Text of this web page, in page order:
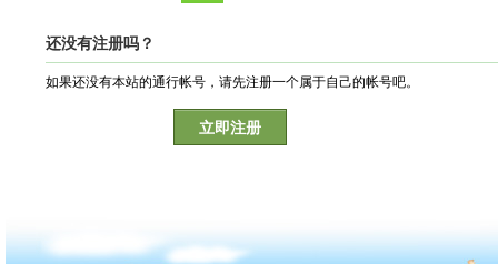
还没有注册吗？
如果还没有本站的通行帐号，请先注册一个属于自己的帐号吧。
立即注册